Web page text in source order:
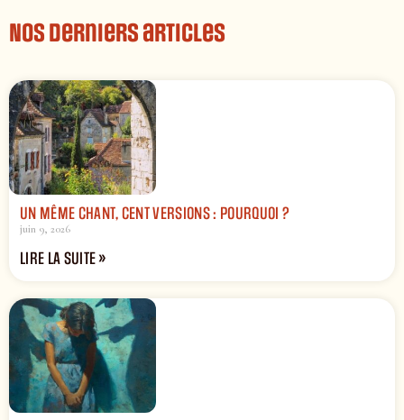
Nos derniers articles
UN MÊME CHANT, CENT VERSIONS : POURQUOI ?
juin 9, 2026
LIRE LA SUITE »